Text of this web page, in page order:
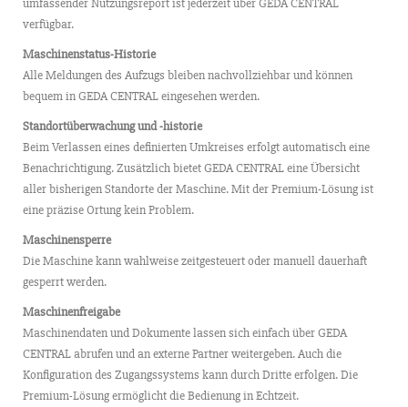
verfügbar.
Maschinenstatus-Historie
Alle Meldungen des Aufzugs bleiben nachvollziehbar und können
bequem in GEDA CENTRAL eingesehen werden.
Standortüberwachung und -historie
Beim Verlassen eines definierten Umkreises erfolgt automatisch eine
Benachrichtigung. Zusätzlich bietet GEDA CENTRAL eine Übersicht
aller bisherigen Standorte der Maschine. Mit der Premium-Lösung ist
eine präzise Ortung kein Problem.
Maschinensperre
Die Maschine kann wahlweise zeitgesteuert oder manuell dauerhaft
gesperrt werden.
Maschinenfreigabe
Maschinendaten und Dokumente lassen sich einfach über GEDA
CENTRAL abrufen und an externe Partner weitergeben. Auch die
Konfiguration des Zugangssystems kann durch Dritte erfolgen. Die
Premium-Lösung ermöglicht die Bedienung in Echtzeit.